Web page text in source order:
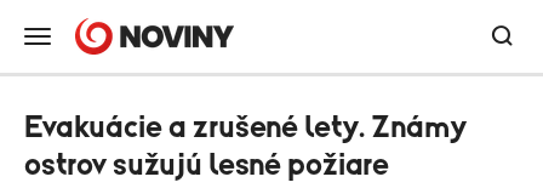
Evakuácie a zrušené lety. Známy
ostrov sužujú lesné požiare